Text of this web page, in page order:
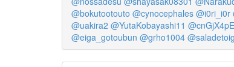
@bokutootouto @cynocephales @i0ri_i0r
@uakira2 @YutaKobayashi11
@eiga_gotoubun @grho1004